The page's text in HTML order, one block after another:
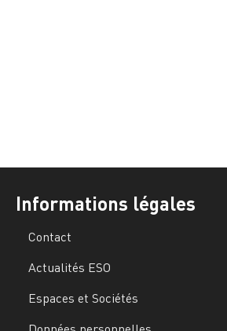
Informations légales
Contact
Actualités ESO
Espaces et Sociétés